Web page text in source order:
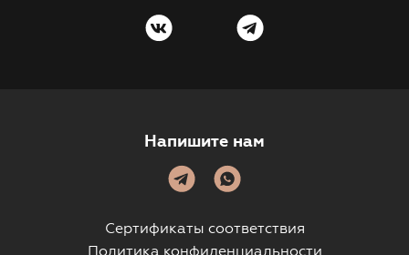
Напишите нам
Сертификаты соответствия
Политика конфиденциальности